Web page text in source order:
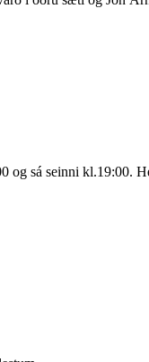
sá seinni kl.19:00.